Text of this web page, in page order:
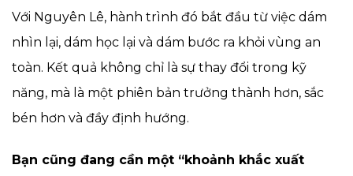
Với Nguyên Lê, hành trình đó bắt đầu từ việc dám
nhìn lại, dám học lại và dám bước ra khỏi vùng an
toàn. Kết quả không chỉ là sự thay đổi trong kỹ
năng, mà là một phiên bản trưởng thành hơn, sắc
bén hơn và đầy định hướng.
Bạn cũng đang cần một “khoảnh khắc xuất